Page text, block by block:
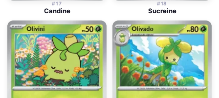
#17
Candine
#18
Sucreine